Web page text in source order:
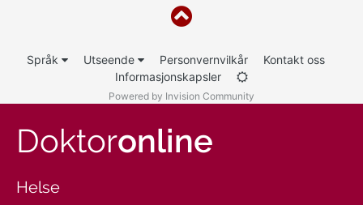
Språk Utseende Personvernvilkår
Kontakt oss
Informasjonskapsler
Powered by Invision Community
Doktoronline
Helse